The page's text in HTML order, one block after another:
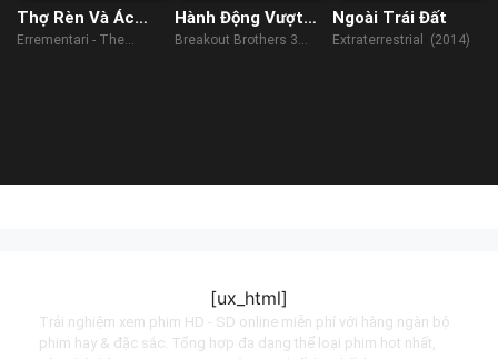
Thợ Rèn Và Ác
Quỷ
Errementari - The
Hành Động Vượt
Ngục 3
Breakout Brothers 3
Ngoài Trái Đất
Extraterrestrial (2014)